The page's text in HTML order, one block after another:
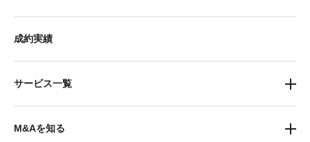
成約実績
サービス一覧
M&Aを知る